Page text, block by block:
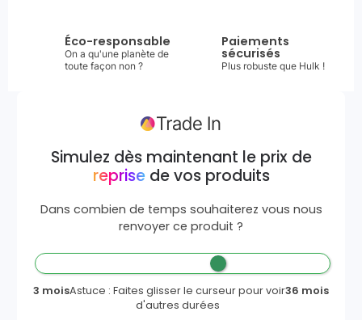
Éco-responsable
On a qu'une planète de
toute façon non ?
Paiements
sécurisés
Plus robuste que Hulk !
Simulez dès maintenant le prix de
reprisede vos produits
Dans combien de temps souhaiterez vous nous
renvoyer ce produit ?
3 moisAstuce : Faites glisser le curseur pour voir
d'autres durées
36 mois